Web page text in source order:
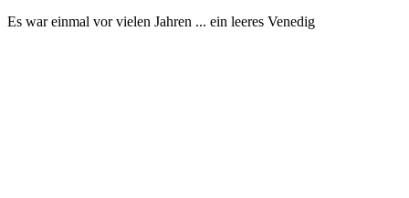
Es war einmal vor vielen Jahren ... ein leeres Venedig